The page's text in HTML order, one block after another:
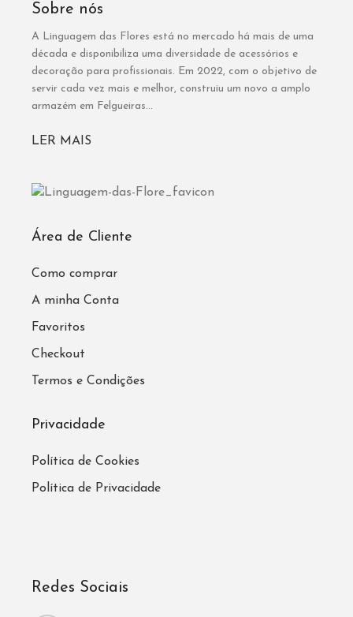
Sobre nós
A Linguagem das Flores está no mercado há mais de uma
década e disponibiliza uma diversidade de acessórios e
decoração para profissionais. Em 2022, com o objetivo de
servir cada vez mais e melhor, construiu um novo a amplo
armazém em Felgueiras...
LER MAIS
Área de Cliente
Como comprar
A minha Conta
Favoritos
Checkout
Termos e Condições
Privacidade
Política de Cookies
Política de Privacidade
Redes Sociais